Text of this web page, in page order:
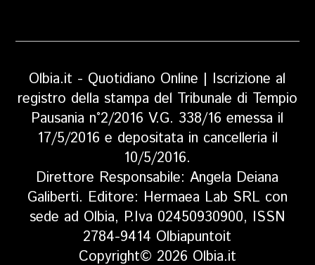
Olbia.it - Quotidiano Online | Iscrizione al
registro della stampa del Tribunale di Tempio
Pausania n°2/2016 V.G. 338/16 emessa il
17/5/2016 e depositata in cancelleria il
10/5/2016.
Direttore Responsabile: Angela Deiana
Galiberti. Editore: Hermaea Lab SRL con
sede ad Olbia, P.Iva 02450930900, ISSN
2784-9414 Olbiapuntoit
Copyright© 2026 Olbia.it